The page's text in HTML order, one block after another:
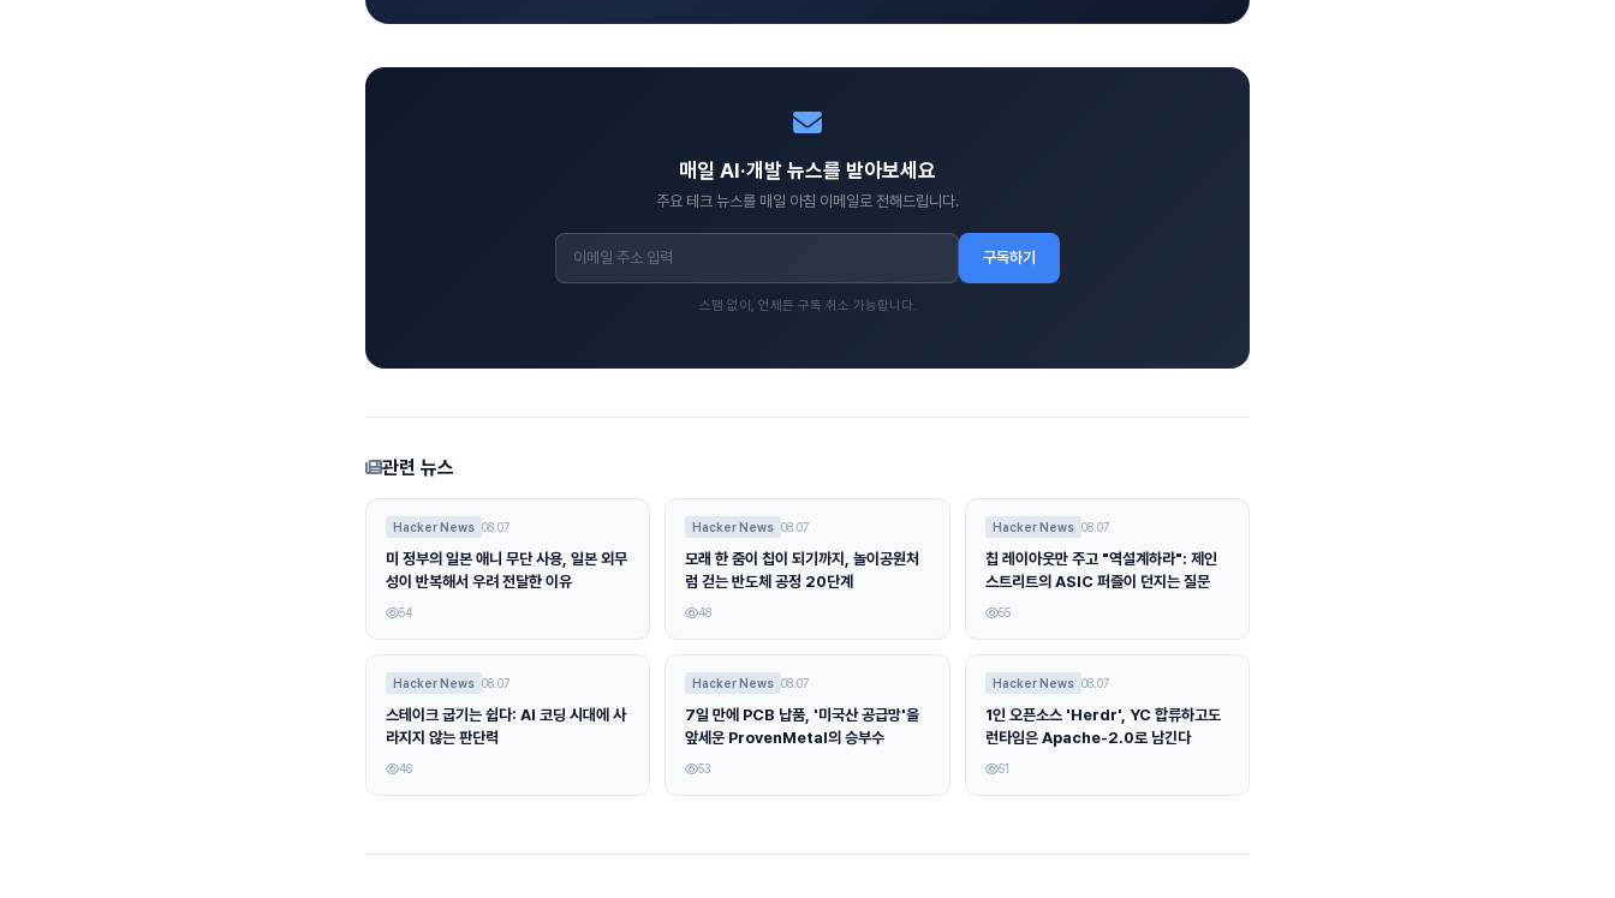
매일 AI·개발 뉴스를 받아보세요
주요 테크 뉴스를 매일 아침 이메일로 전해드립니다.
구독하기
스팸 없이, 언제든 구독 취소 가능합니다.
관련 뉴스
Hacker News 08.07
미 정부의 일본 애니 무단 사용, 일본 외무
성이 반복해서 우려 전달한 이유
54
Hacker News 08.07
모래 한 줌이 칩이 되기까지, 놀이공원처
럼 걷는 반도체 공정 20단계
48
Hacker News 08.07
칩 레이아웃만 주고 "역설계하라": 제인
스트리트의 ASIC 퍼즐이 던지는 질문
55
Hacker News 08.07
스테이크 굽기는 쉽다: AI 코딩 시대에 사
라지지 않는 판단력
46
Hacker News 08.07
7일 만에 PCB 납품, '미국산 공급망'을
앞세운 ProvenMetal의 승부수
53
Hacker News 08.07
1인 오픈소스 'Herdr', YC 합류하고도
런타임은 Apache-2.0로 남긴다
51